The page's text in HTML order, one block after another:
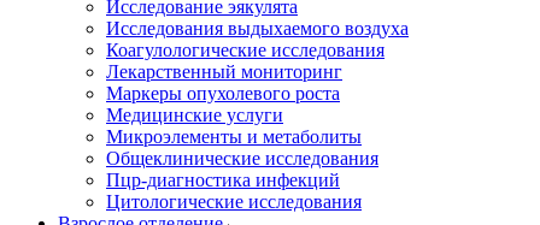
Исследование эякулята
Исследования выдыхаемого воздуха
Коагулологические исследования
Лекарственный мониторинг
Маркеры опухолевого роста
Медицинские услуги
Микроэлементы и метаболиты
Общеклинические исследования
Пцр-диагностика инфекций
Цитологические исследования